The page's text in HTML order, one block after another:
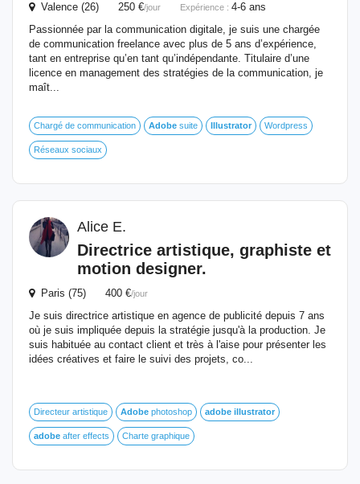
Valence (26) 250 €/jour Expérience : 4-6 ans
Passionnée par la communication digitale, je suis une chargée
de communication freelance avec plus de 5 ans d’expérience,
tant en entreprise qu’en tant qu’indépendante. Titulaire d’une
licence en management des stratégies de la communication, je
maît...
Chargé de communication Adobe suite Illustrator Wordpress
Réseaux sociaux
Alice E.
Directrice artistique, graphiste et
motion designer.
Paris (75) 400 €/jour
Je suis directrice artistique en agence de publicité depuis 7 ans
où je suis impliquée depuis la stratégie jusqu'à la production. Je
suis habituée au contact client et très à l'aise pour présenter les
idées créatives et faire le suivi des projets, co...
Directeur artistique Adobe photoshop adobe illustrator
adobe after effects Charte graphique